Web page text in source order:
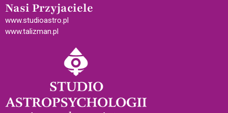
Nasi Przyjaciele
www.studioastro.pl
www.talizman.pl